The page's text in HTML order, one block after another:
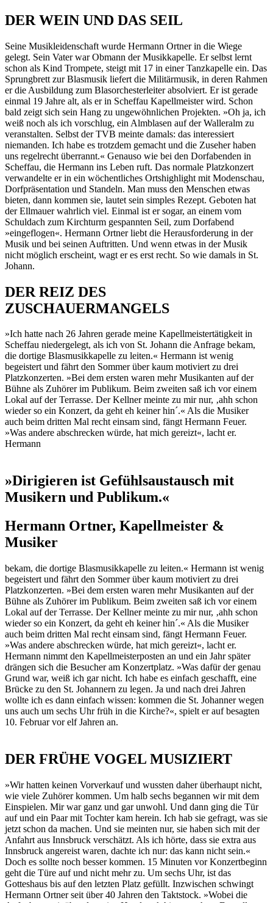
DER WEIN UND DAS SEIL
Seine Musikleidenschaft wurde Hermann Ortner in die Wiege
gelegt. Sein Vater war Obmann der Musikkapelle. Er selbst lernt
schon als Kind Trompete, steigt mit 17 in einer Tanzkapelle ein. Das
Sprungbrett zur Blasmusik liefert die Militärmusik, in deren Rahmen
er die Ausbildung zum Blasorchesterleiter absolviert. Er ist gerade
einmal 19 Jahre alt, als er in Scheffau Kapellmeister wird. Schon
bald zeigt sich sein Hang zu ungewöhnlichen Projekten. »Oh ja, ich
weiß noch als ich vorschlug, ein Almblasen auf der Walleralm zu
veranstalten. Selbst der TVB meinte damals: das interessiert
niemanden. Ich habe es trotzdem gemacht und die Zuseher haben
uns regelrecht überrannt.« Genauso wie bei den Dorfabenden in
Scheffau, die Hermann ins Leben ruft. Das normale Platzkonzert
verwandelte er in ein wöchentliches Ortshighlight mit Modenschau,
Dorfpräsentation und Standeln. Man muss den Menschen etwas
bieten, dann kommen sie, lautet sein simples Rezept. Geboten hat
der Ellmauer wahrlich viel. Einmal ist er sogar, an einem vom
Schuldach zum Kirchturm gespannten Seil, zum Dorfabend
»eingeflogen«. Hermann Ortner liebt die Herausforderung in der
Musik und bei seinen Auftritten. Und wenn etwas in der Musik
nicht möglich erscheint, wagt er es erst recht. So wie damals in St.
Johann.
DER REIZ DES
ZUSCHAUERMANGELS
»Ich hatte nach 26 Jahren gerade meine Kapellmeistertätigkeit in
Scheffau niedergelegt, als ich von St. Johann die Anfrage bekam,
die dortige Blasmusikkapelle zu leiten.« Hermann ist wenig
begeistert und fährt den Sommer über kaum motiviert zu drei
Platzkonzerten. »Bei dem ersten waren mehr Musikanten auf der
Bühne als Zuhörer im Publikum. Beim zweiten saß ich vor einem
Lokal auf der Terrasse. Der Kellner meinte zu mir nur, ‚ahh schon
wieder so ein Konzert, da geht eh keiner hin´.« Als die Musiker
auch beim dritten Mal recht einsam sind, fängt Hermann Feuer.
»Was andere abschrecken würde, hat mich gereizt«, lacht er.
Hermann
»Dirigieren ist Gefühlsaustausch mit
Musikern und Publikum.«
Hermann Ortner, Kapellmeister &
Musiker
bekam, die dortige Blasmusikkapelle zu leiten.« Hermann ist wenig
begeistert und fährt den Sommer über kaum motiviert zu drei
Platzkonzerten. »Bei dem ersten waren mehr Musikanten auf der
Bühne als Zuhörer im Publikum. Beim zweiten saß ich vor einem
Lokal auf der Terrasse. Der Kellner meinte zu mir nur, ‚ahh schon
wieder so ein Konzert, da geht eh keiner hin´.« Als die Musiker
auch beim dritten Mal recht einsam sind, fängt Hermann Feuer.
»Was andere abschrecken würde, hat mich gereizt«, lacht er.
Hermann nimmt den Kapellmeisterposten an und ein Jahr später
drängen sich die Besucher am Konzertplatz. »Was dafür der genau
Grund war, weiß ich gar nicht. Ich habe es einfach geschafft, eine
Brücke zu den St. Johannern zu legen. Ja und nach drei Jahren
wollte ich es dann einfach wissen: kommen die St. Johanner wegen
uns auch um sechs Uhr früh in die Kirche?«, spielt er auf besagten
10. Februar vor elf Jahren an.
DER FRÜHE VOGEL MUSIZIERT
»Wir hatten keinen Vorverkauf und wussten daher überhaupt nicht,
wie viele Zuhörer kommen. Um halb sechs begannen wir mit dem
Einspielen. Mir war ganz und gar unwohl. Und dann ging die Tür
auf und ein Paar mit Tochter kam herein. Ich hab sie gefragt, was sie
jetzt schon da machen. Und sie meinten nur, sie haben sich mit der
Anfahrt aus Innsbruck verschätzt. Als ich hörte, dass sie extra aus
Innsbruck angereist waren, dachte ich nur: das kann nicht sein.«
Doch es sollte noch besser kommen. 15 Minuten vor Konzertbeginn
geht die Türe auf und nicht mehr zu. Um sechs Uhr, ist das
Gotteshaus bis auf den letzten Platz gefüllt. Inzwischen schwingt
Hermann Ortner seit über 40 Jahren den Taktstock. »Wobei die